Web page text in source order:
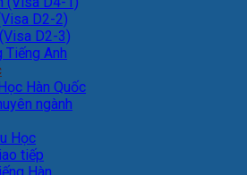
D2-2)
D2-3)
Tiếng Anh
Hàn Quốc
ngành
Học
tiếp